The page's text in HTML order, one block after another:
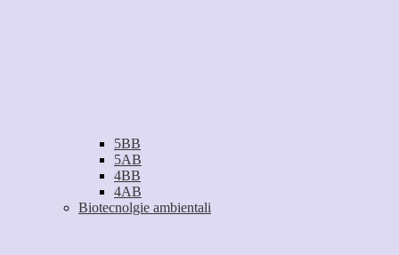
5BB
5AB
4BB
4AB
Biotecnolgie ambientali